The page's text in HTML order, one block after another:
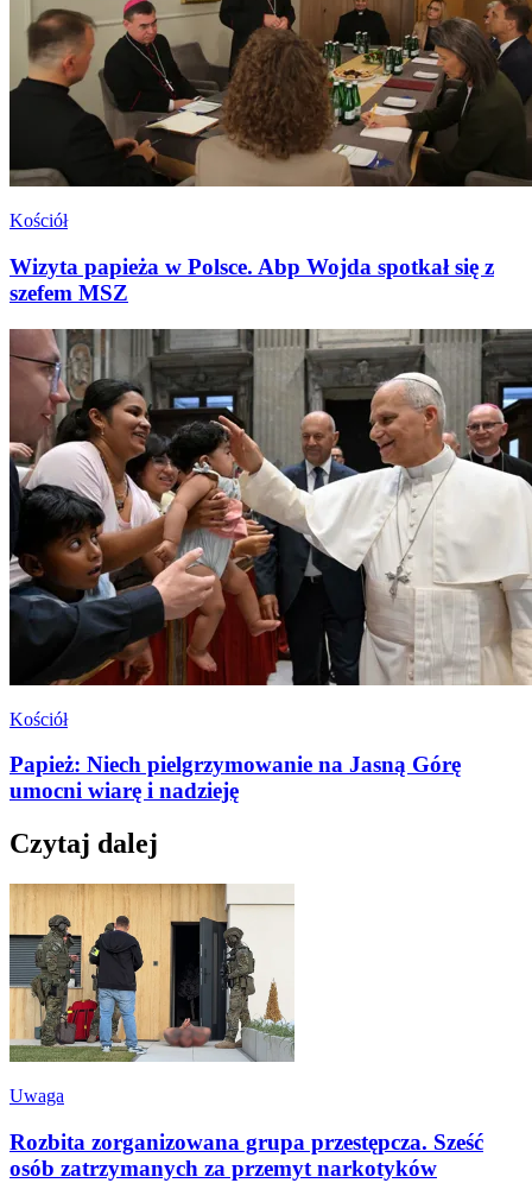
Kościół
Wizyta papieża w Polsce. Abp Wojda spotkał się z
szefem MSZ
Kościół
Papież: Niech pielgrzymowanie na Jasną Górę
umocni wiarę i nadzieję
Czytaj dalej
Uwaga
Rozbita zorganizowana grupa przestępcza. Sześć
osób zatrzymanych za przemyt narkotyków